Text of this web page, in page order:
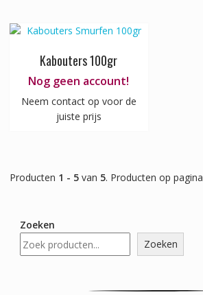
Kabouters 100gr
Nog geen account!
Neem contact op voor de
juiste prijs
Producten 1 - 5van 5. Producten op pagina
Zoeken
Zoeken